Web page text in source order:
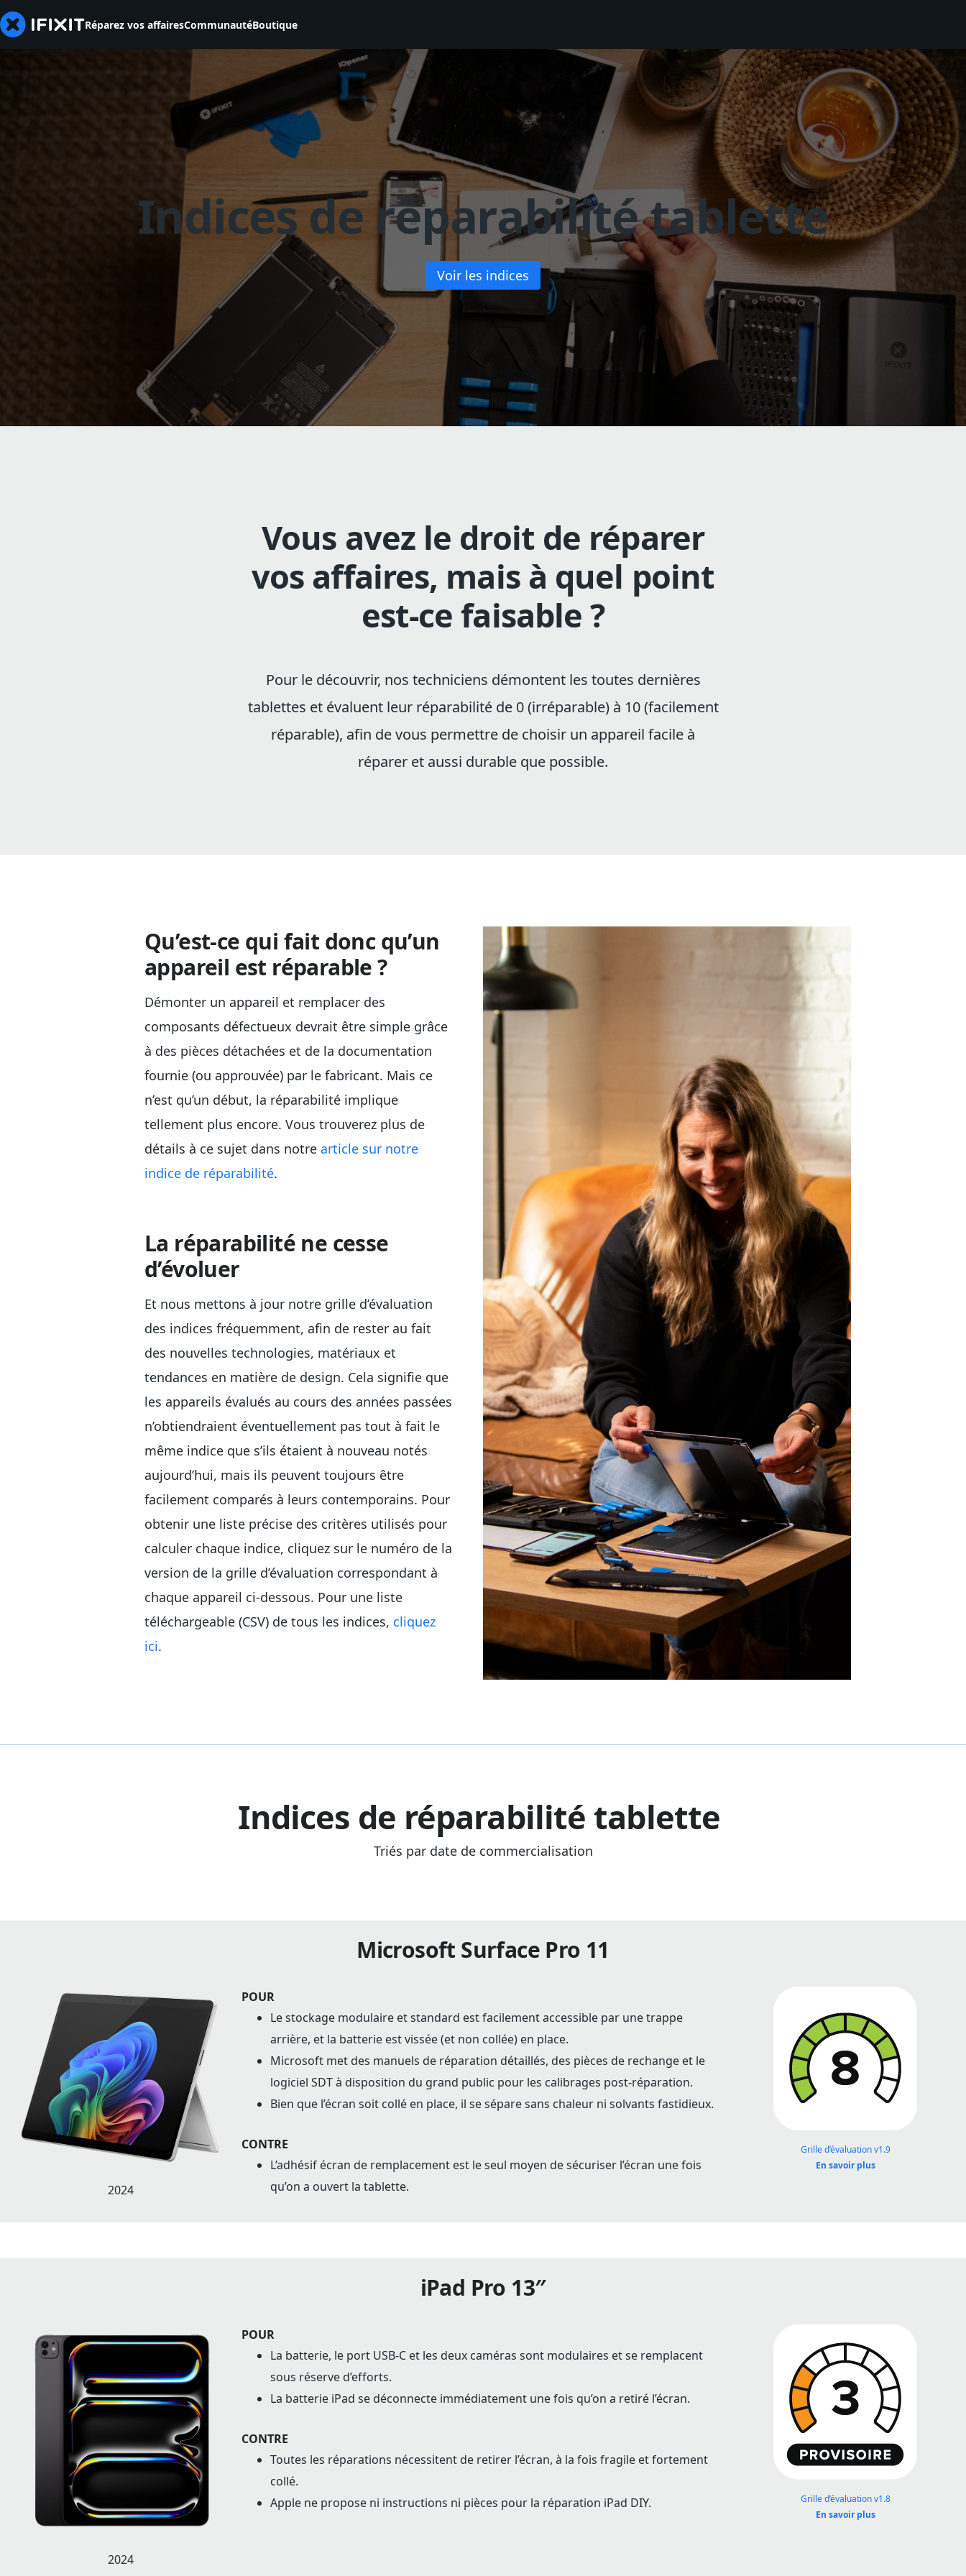
Réparez vos affairesCommunautéBoutique
Indices de réparabilité tablette
Voir les indices
Vous avez le droit de réparer
vos affaires, mais à quel point
est-ce faisable ?
Pour le découvrir, nos techniciens démontent les toutes dernières
tablettes et évaluent leur réparabilité de 0 (irréparable) à 10 (facilement
réparable), afin de vous permettre de choisir un appareil facile à
réparer et aussi durable que possible.
Qu’est-ce qui fait donc qu’un
appareil est réparable ?
Démonter un appareil et remplacer des
composants défectueux devrait être simple grâce
à des pièces détachées et de la documentation
fournie (ou approuvée) par le fabricant. Mais ce
n’est qu’un début, la réparabilité implique
tellement plus encore. Vous trouverez plus de
détails à ce sujet dans notre article sur notre
indice de réparabilité.
La réparabilité ne cesse
d’évoluer
Et nous mettons à jour notre grille d’évaluation
des indices fréquemment, afin de rester au fait
des nouvelles technologies, matériaux et
tendances en matière de design. Cela signifie que
les appareils évalués au cours des années passées
n’obtiendraient éventuellement pas tout à fait le
même indice que s’ils étaient à nouveau notés
aujourd’hui, mais ils peuvent toujours être
facilement comparés à leurs contemporains. Pour
obtenir une liste précise des critères utilisés pour
calculer chaque indice, cliquez sur le numéro de la
version de la grille d’évaluation correspondant à
chaque appareil ci-dessous. Pour une liste
téléchargeable (CSV) de tous les indices, cliquez
ici.
Indices de réparabilité tablette
Triés par date de commercialisation
Microsoft Surface Pro 11
2024
POUR
Le stockage modulaire et standard est facilement accessible par une trappe
arrière, et la batterie est vissée (et non collée) en place.
Microsoft met des manuels de réparation détaillés, des pièces de rechange et le
logiciel SDT à disposition du grand public pour les calibrages post-réparation.
Bien que l’écran soit collé en place, il se sépare sans chaleur ni solvants fastidieux.
CONTRE
L’adhésif écran de remplacement est le seul moyen de sécuriser l’écran une fois
qu’on a ouvert la tablette.
Grille d’évaluation v1.9
En savoir plus
iPad Pro 13″
2024
POUR
La batterie, le port USB-C et les deux caméras sont modulaires et se remplacent
sous réserve d’efforts.
La batterie iPad se déconnecte immédiatement une fois qu’on a retiré l’écran.
CONTRE
Toutes les réparations nécessitent de retirer l’écran, à la fois fragile et fortement
collé.
Apple ne propose ni instructions ni pièces pour la réparation iPad DIY.
Grille d’évaluation v1.8
En savoir plus